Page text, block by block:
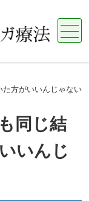
ニュー
方がいいんじゃない
同じ結
いんじ